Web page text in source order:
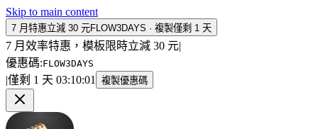
Skip to main content
7 月特惠立減 30 元FLOW3DAYS · 複製僅剩 1 天
7 月效率特惠，模板限時立減 30 元|
優惠碼:FLOW3DAYS
|僅剩 1 天 03:10:01 複製優惠碼